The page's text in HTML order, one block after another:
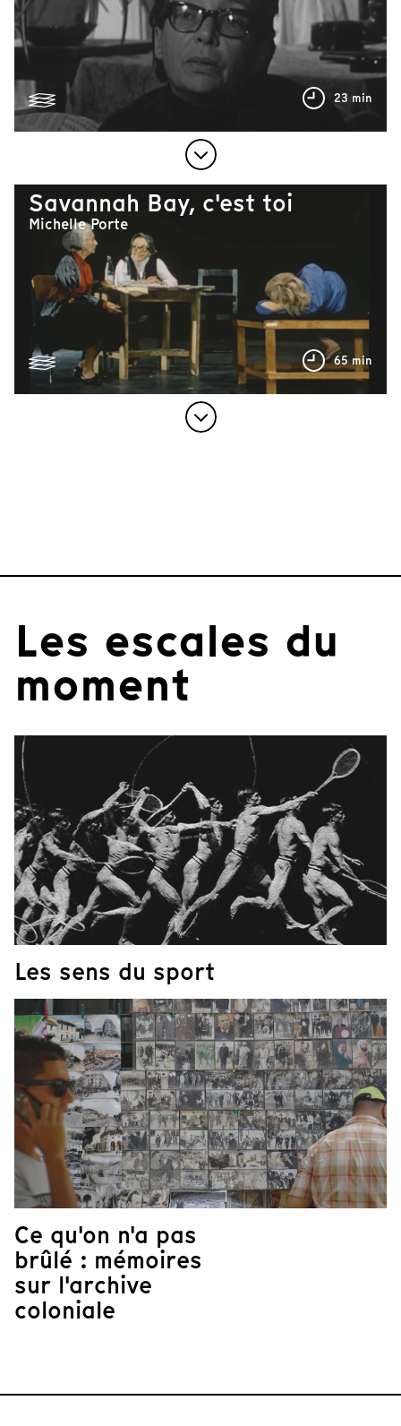
23 min
Savannah Bay, c'est toi
Michelle Porte
65 min
Les escales du
moment
Les sens du sport
Ce qu'on n'a pas
brûlé : mémoires
sur l'archive
coloniale